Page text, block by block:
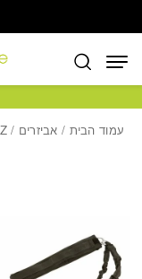
עמוד הבית / אביזרים / TOOLZ אביזרים